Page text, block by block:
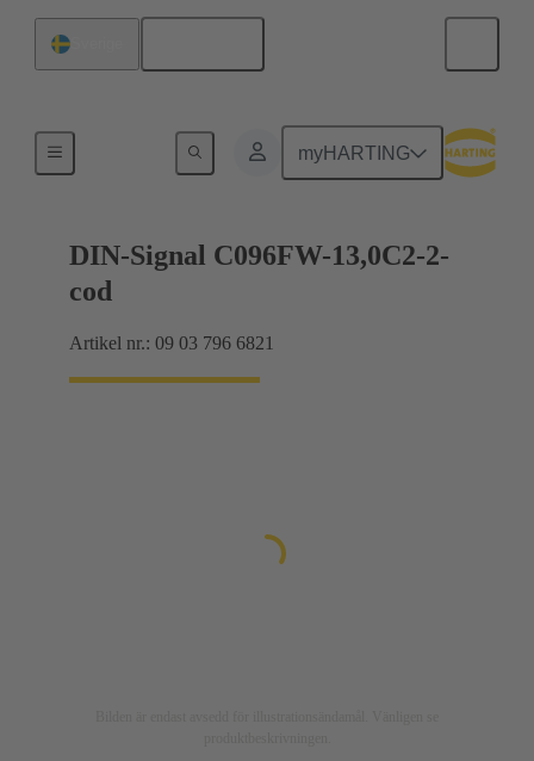
myHARTING
DIN-Signal C096FW-13,0C2-2-
cod
Artikel nr.: 09 03 796 6821